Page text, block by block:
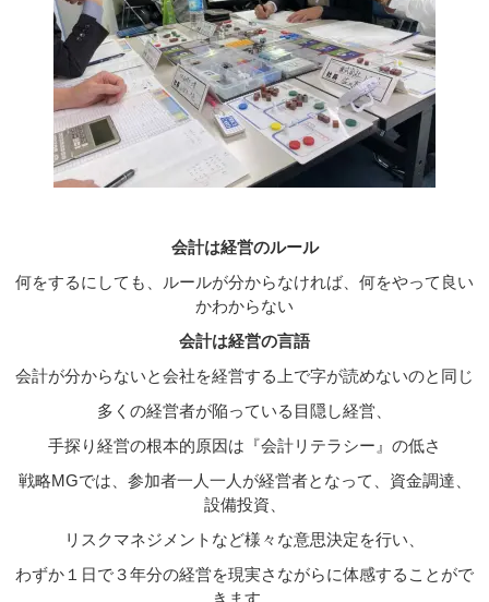
会計は経営のルール
何をするにしても、ルールが分からなければ、何をやって良い
かわからない
会計は経営の言語
会計が分からないと会社を経営する上で字が読めないのと同じ
多くの経営者が陥っている目隠し経営、
手探り経営の根本的原因は『会計リテラシー』の低さ
戦略MGでは、参加者一人一人が経営者となって、資金調達、
設備投資、
リスクマネジメントなど様々な意思決定を行い、
わずか１日で３年分の経営を現実さながらに体感することがで
きます。